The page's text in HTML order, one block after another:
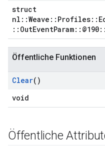
struct
Öffentliche Funktionen
Clear()
void
Öffentliche